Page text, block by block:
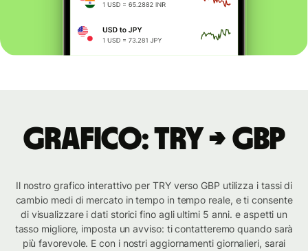
Grafico: TRY → GBP
Il nostro grafico interattivo per TRY verso GBP utilizza i tassi di
cambio medi di mercato in tempo in tempo reale, e ti consente
di visualizzare i dati storici fino agli ultimi 5 anni. e aspetti un
tasso migliore, imposta un avviso: ti contatteremo quando sarà
più favorevole. E con i nostri aggiornamenti giornalieri, sarai